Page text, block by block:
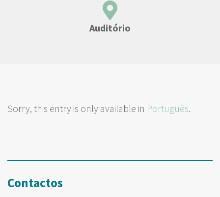
Auditório
Sorry, this entry is only available in Português.
Contactos